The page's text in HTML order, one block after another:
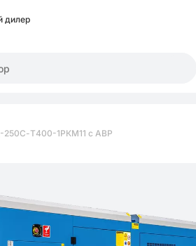
дилер
Т400-1РКМ11 с АВР